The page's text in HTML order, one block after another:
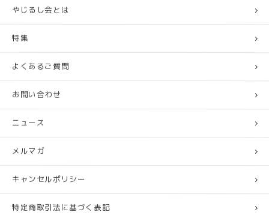
やじるし会とは
特集
よくあるご質問
お問い合わせ
ニュース
メルマガ
キャンセルポリシー
特定商取引法に基づく表記